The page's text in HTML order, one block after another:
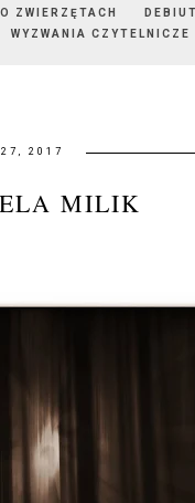
ZWIERZĘTACH
WYZWANIA CZYTELNICZE
2017
MILIK